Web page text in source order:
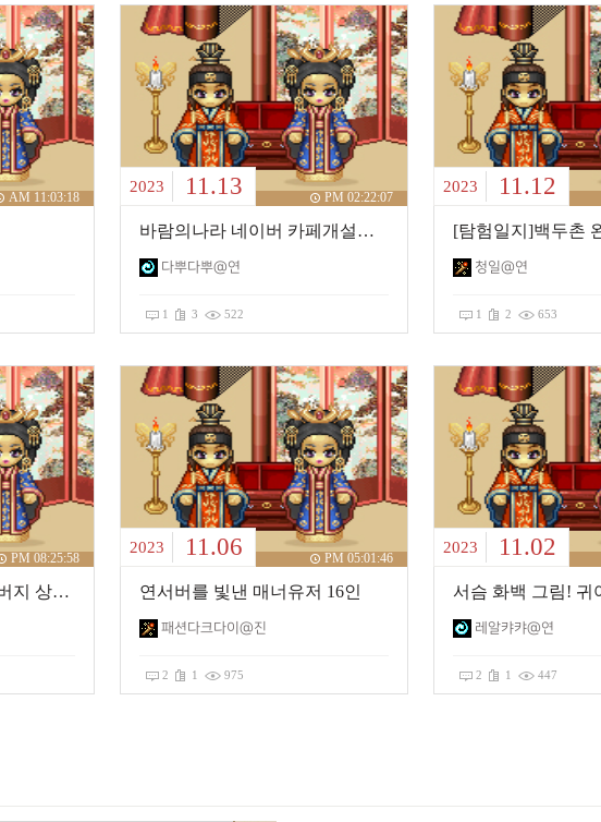
AM 11:03:18
2023 11.13 PM 02:22:07
바람의나라 네이버 카페개설했습니다. 다람쥐를 뿌려라!(다뿌)
다뿌다뿌@연
1 3 522
2023 11.12
[탐험일지]백두촌
청일@연
1 2 653
PM 08:25:58
좋다 좋다 하니까 할아버지 상투까지 역시 지존파 ㅋㅋ
2023 11.06 PM 05:01:46
연서버를 빛낸 매너유저 16인
패션다크다이@진
2 1 975
2023 11.02
서슴 화백 그림! 귀
레알캬캬@연
2 1 447